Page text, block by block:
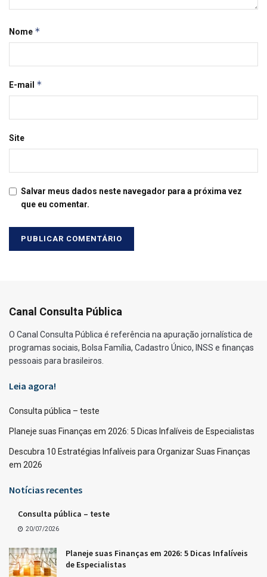
Nome *
E-mail *
Site
Salvar meus dados neste navegador para a próxima vez
que eu comentar.
Canal Consulta Pública
O Canal Consulta Pública é referência na apuração jornalística de
programas sociais, Bolsa Família, Cadastro Único, INSS e finanças
pessoais para brasileiros.
Leia agora!
Consulta pública – teste
Planeje suas Finanças em 2026: 5 Dicas Infalíveis de Especialistas
Descubra 10 Estratégias Infalíveis para Organizar Suas Finanças
em 2026
Notícias recentes
Consulta pública – teste
20/07/2026
Planeje suas Finanças em 2026: 5 Dicas Infalíveis
de Especialistas